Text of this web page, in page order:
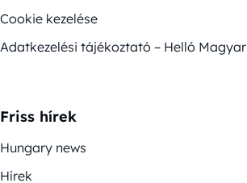
Cookie kezelése
Adatkezelési tájékoztató – Helló Magyar
Friss hírek
Hungary news
Hírek